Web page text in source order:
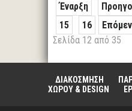
Έναρξη
15
16
Σελίδα 12 από 35
ΔΙΑΚΟΣΜΗΣΗ
ΧΩΡΟΥ & DESIGN